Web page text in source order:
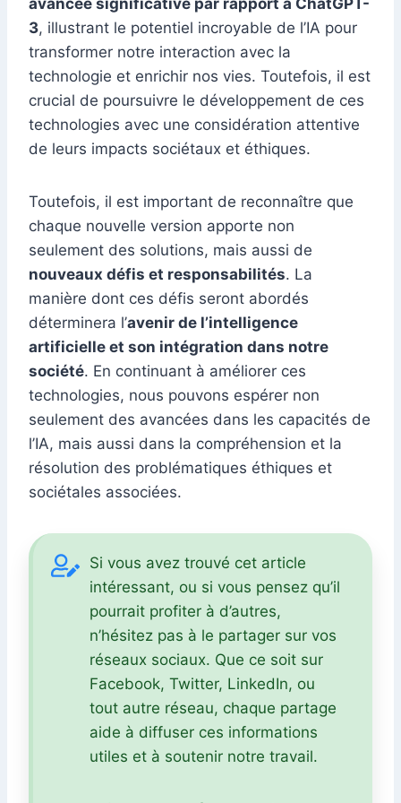
avancée significative par rapport à ChatGPT-
3, illustrant le potentiel incroyable de l’IA pour
transformer notre interaction avec la
technologie et enrichir nos vies. Toutefois, il est
crucial de poursuivre le développement de ces
technologies avec une considération attentive
de leurs impacts sociétaux et éthiques.
Toutefois, il est important de reconnaître que
chaque nouvelle version apporte non
seulement des solutions, mais aussi de
nouveaux défis et responsabilités. La
manière dont ces défis seront abordés
déterminera l’avenir de l’intelligence
artificielle et son intégration dans notre
société. En continuant à améliorer ces
technologies, nous pouvons espérer non
seulement des avancées dans les capacités de
l’IA, mais aussi dans la compréhension et la
résolution des problématiques éthiques et
sociétales associées.
Si vous avez trouvé cet article
intéressant, ou si vous pensez qu’il
pourrait profiter à d’autres,
n’hésitez pas à le partager sur vos
réseaux sociaux. Que ce soit sur
Facebook, Twitter, LinkedIn, ou
tout autre réseau, chaque partage
aide à diffuser ces informations
utiles et à soutenir notre travail.